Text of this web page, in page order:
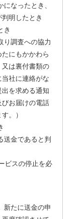
なったとき、
明したとき
き
り調査への協力
にもかかわら
は裏付書類の
社に連絡がな
を求める通知
お届けの電話
。）
送金であると判
ビスの停止を必
新たに送金の申